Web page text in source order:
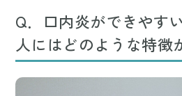
Q．口内炎ができやす
人にはどのような特徴